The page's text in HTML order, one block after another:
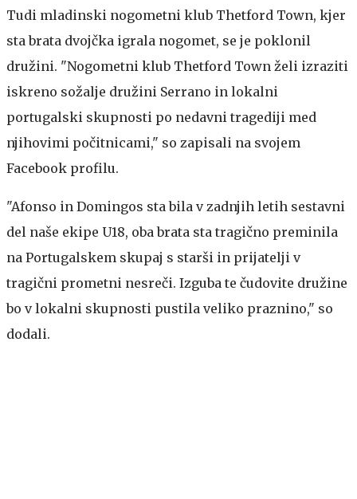
Tudi mladinski nogometni klub Thetford Town, kjer
sta brata dvojčka igrala nogomet, se je poklonil
družini. "Nogometni klub Thetford Town želi izraziti
iskreno sožalje družini Serrano in lokalni
portugalski skupnosti po nedavni tragediji med
njihovimi počitnicami," so zapisali na svojem
Facebook profilu.
"Afonso in Domingos sta bila v zadnjih letih sestavni
del naše ekipe U18, oba brata sta tragično preminila
na Portugalskem skupaj s starši in prijatelji v
tragični prometni nesreči. Izguba te čudovite družine
bo v lokalni skupnosti pustila veliko praznino," so
dodali.